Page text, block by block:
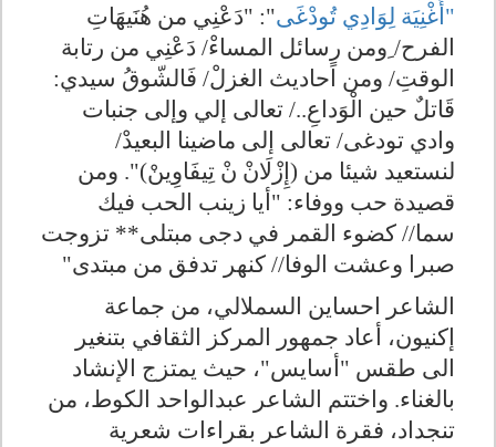
"أُغْنِيَة لِوَادِي تُودْغَى": "دَعْنِي من هُنَيهَاتِ
الفرح/ ِومن رسائل المساءْ/ دَعْنِي من رتابة
الوقتِ/ ومن اًحاديث الغزلْ/ فَالشّوقُ سيدي:
قَاتلٌ حين الْوَداعِ../ تعالى إلي وإلى جنبات
وادي تودغى/ تعالى إلى ماضينا البعيدْ/
لنستعيد شيئا من (إِزْلَانْ نْ تِيفَاوِينْ)". ومن
قصيدة حب ووفاء: "أيا زينب الحب فيك
سما// كضوء القمر في دجى مبتلى** تزوجت
صبرا وعشت الوفا// كنهر تدفق من مبتدى"
الشاعر احساين السملالي، من جماعة
إكنيون، أعاد جمهور المركز الثقافي بتنغير
الى طقس "أسايس"، حيث يمتزج الإنشاد
بالغناء. واختتم الشاعر عبدالواحد الكوط، من
تنجداد، فقرة الشاعر بقراءات شعرية